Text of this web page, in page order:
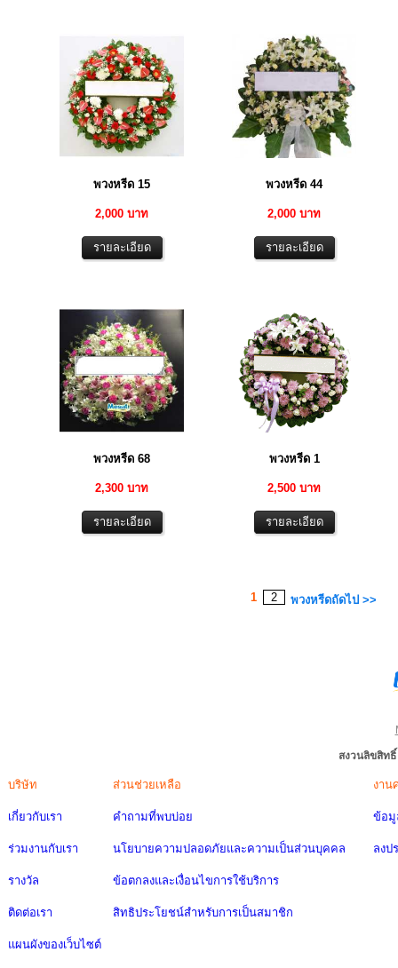
พวงหรีด 15
2,000 บาท
พวงหรีด 44
2,000 บาท
พวงหรีด 68
2,300 บาท
พวงหรีด 1
2,500 บาท
1 2 พวงหรีดถัดไป >>
สงวนลิขสิท
บริษัท
เกี่ยวกับเรา
ร่วมงานกับเรา
รางวัล
ติดต่อเรา
แผนผังของเว็บไซต์
ส่วนช่วยเหลือ
คำถามที่พบบ่อย
นโยบายความปลอดภัยและความเป็นส่วนบุคคล
ข้อตกลงและเงื่อนไขการใช้บริการ
สิทธิประโยชน์สำหรับการเป็นสมาชิก
งาน
ข้อมู
ลงป